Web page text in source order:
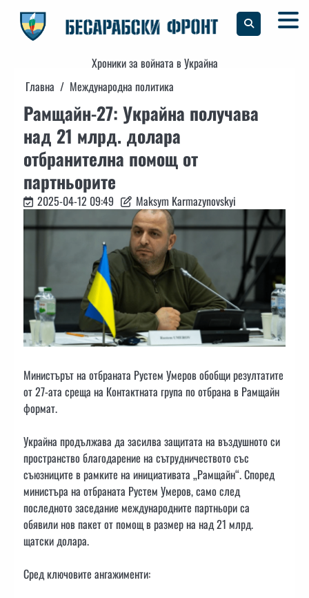
content
Хроники за войната в Украйна
Главна
Международна политика
Рамщайн-27: Украйна получава
над 21 млрд. долара
отбранителна помощ от
партньорите
2025-04-12 09:49 Maksym Karmazynovskyi
Министърът на отбраната Рустем Умеров обобщи резултатите
от 27-ата среща на Контактната група по отбрана в Рамщайн
формат.
Украйна продължава да засилва защитата на въздушното си
пространство благодарение на сътрудничеството със
съюзниците в рамките на инициативата „Рамщайн“. Според
министъра на отбраната Рустем Умеров, само след
последното заседание международните партньори са
обявили нов пакет от помощ в размер на над 21 млрд.
щатски долара.
Сред ключовите ангажименти: